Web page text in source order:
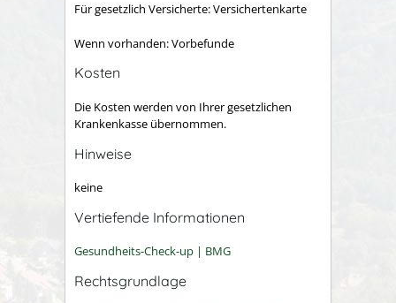
Für gesetzlich Versicherte: Versichertenkarte
Wenn vorhanden: Vorbefunde
Kosten
Die Kosten werden von Ihrer gesetzlichen
Krankenkasse übernommen.
Hinweise
keine
Vertiefende Informationen
Gesundheits-Check-up | BMG
Rechtsgrundlage